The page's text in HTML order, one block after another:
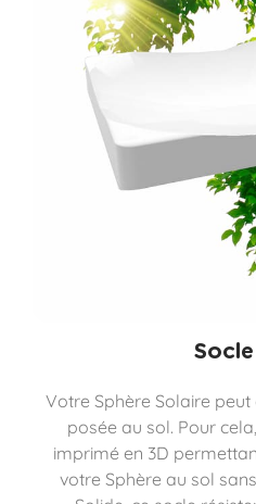
Votre Sphère Solaire
posée au sol. Pour
imprimé en 3D
votre Sphère au sol